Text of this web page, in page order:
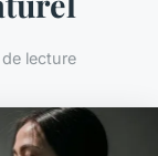
lecture